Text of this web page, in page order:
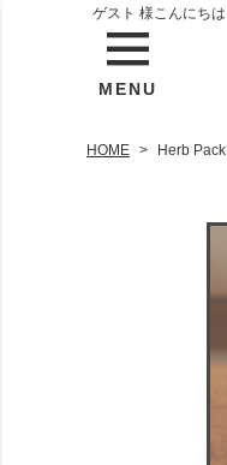
ゲスト 様こんにちは
MENU
HOME Herb Pack